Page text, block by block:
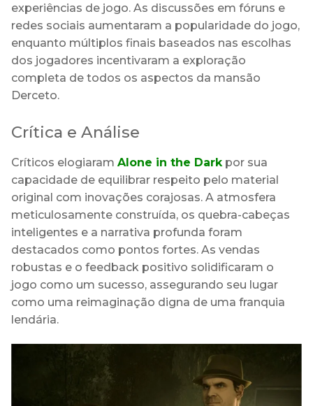
experiências de jogo. As discussões em fóruns e
redes sociais aumentaram a popularidade do jogo,
enquanto múltiplos finais baseados nas escolhas
dos jogadores incentivaram a exploração
completa de todos os aspectos da mansão
Derceto.
Crítica e Análise
Críticos elogiaram Alone in the Dark por sua
capacidade de equilibrar respeito pelo material
original com inovações corajosas. A atmosfera
meticulosamente construída, os quebra-cabeças
inteligentes e a narrativa profunda foram
destacados como pontos fortes. As vendas
robustas e o feedback positivo solidificaram o
jogo como um sucesso, assegurando seu lugar
como uma reimaginação digna de uma franquia
lendária.